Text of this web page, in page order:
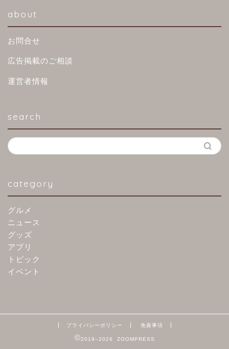
about
お問合せ
広告掲載のご相談
運営者情報
search
category
グルメ
ニュース
グッズ
アプリ
トピック
イベント
プライバシーポリシー 免責事項
2019–2026 ZOOMPRESS